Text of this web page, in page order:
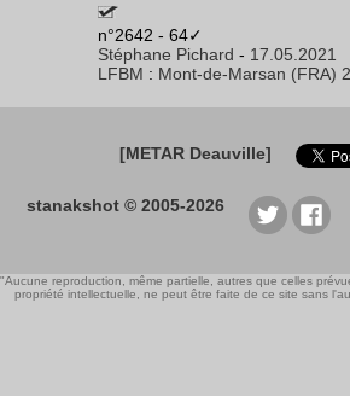
n°2642 - 64✓
Stéphane Pichard - 17.05.2021
LFBM : Mont-de-Marsan (FRA)
[METAR Deauville]
stanakshot © 2005-2026
"Aucune reproduction, même partielle, autres que celles
propriété intellectuelle, ne peut être faite de ce site sans